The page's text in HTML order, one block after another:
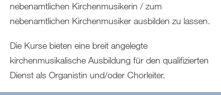
nebenamtlichen Kirchenmusikerin / zum
nebenamtlichen Kirchenmusiker ausbilden zu lassen.
Die Kurse bieten eine breit angelegte
kirchenmusikalische Ausbildung für den qualifizierten
Dienst als Organistin und/oder Chorleiter.